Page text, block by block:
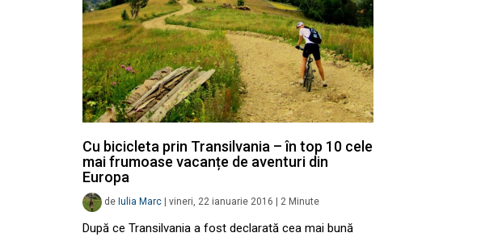
Cu bicicleta prin Transilvania – în top 10 cele
mai frumoase vacanțe de aventuri din
Europa
de Iulia Marc vineri, 22 ianuarie 2016 2 Minute
După ce Transilvania a fost declarată cea mai bună